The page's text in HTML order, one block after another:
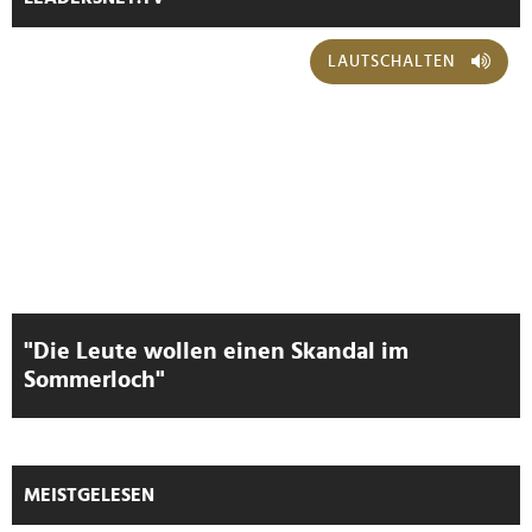
LAUTSCHALTEN
"Die Leute wollen einen Skandal im
Sommerloch"
MEISTGELESEN